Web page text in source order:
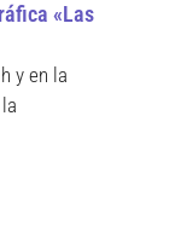
«Las
y en la